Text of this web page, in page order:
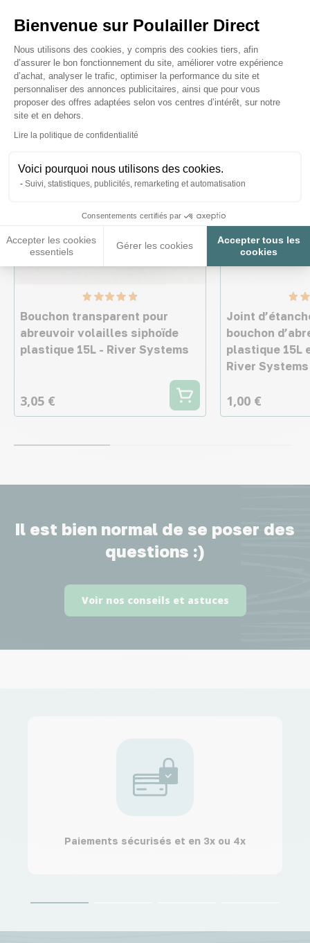
Bienvenue sur Poulailler Direct
Plateforme de Gestion du
Nous utilisons des cookies, y compris des cookies tiers, afin
d’assurer le bon fonctionnement du site, améliorer votre expérience
d’achat, analyser le trafic, optimiser la performance du site et
personnaliser des annonces publicitaires, ainsi que pour vous
proposer des offres adaptées selon vos centres d’intérêt, sur notre
site et en dehors.
Lire la politique de confidentialité
Voici pourquoi nous utilisons des cookies.
Suivi, statistiques, publicités, remarketing et automatisation
Consentements certifiés par
Accepter les cookies
essentiels
Gérer les cookies
Accepter tous les
cookies
Axeptio consent
Ces produits peuvent vous
intéresser
Bouchon transparent pour
abreuvoir volailles siphoïde
plastique 15L - River Systems
3,05 €
Joint
bouchon
plastique 15L
River Systems
1,00 €
Il est bien normal de se poser des
questions :)
Voir nos conseils et astuces
Paiements sécurisés et en 3x ou 4x